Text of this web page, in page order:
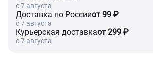
c 7 августа
Доставка по Россииот 99 ₽
c 7 августа
Курьерская доставкаот 299 ₽
c 7 августа